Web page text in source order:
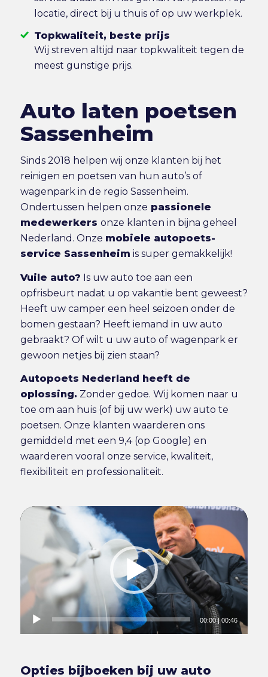
locatie, direct bij u thuis of op uw werkplek.
Topkwaliteit, beste prijs
Wij streven altijd naar topkwaliteit tegen de
meest gunstige prijs.
Auto laten poetsen
Sassenheim
Sinds 2018 helpen wij onze klanten bij het
reinigen en poetsen van hun auto’s of
wagenpark in de regio Sassenheim.
Ondertussen helpen onze passionele
medewerkers onze klanten in bijna geheel
Nederland. Onze mobiele autopoets-
service Sassenheim is super gemakkelijk!
Vuile auto? Is uw auto toe aan een
opfrisbeurt nadat u op vakantie bent geweest?
Heeft uw camper een heel seizoen onder de
bomen gestaan? Heeft iemand in uw auto
gebraakt? Of wilt u uw auto of wagenpark er
gewoon netjes bij zien staan?
Autopoets Nederland heeft de
oplossing. Zonder gedoe. Wij komen naar u
toe om aan huis (of bij uw werk) uw auto te
poetsen. Onze klanten waarderen ons
gemiddeld met een 9,4 (op Google) en
waarderen vooral onze service, kwaliteit,
flexibiliteit en professionaliteit.
00:00|00:46
Opties bijboeken bij uw auto